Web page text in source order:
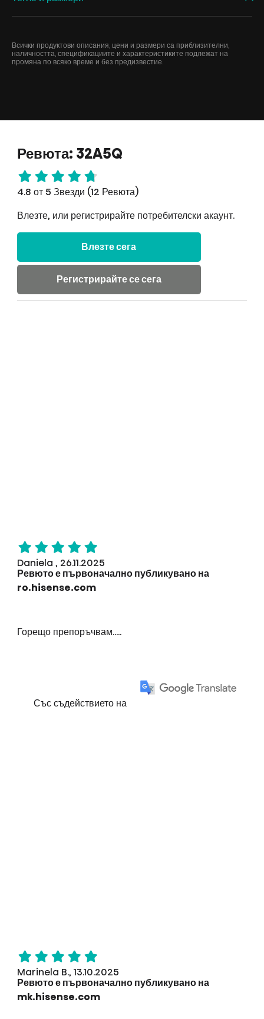
Всички продуктови описания, цени и размери са приблизителни,
наличността, спецификациите и характеристиките подлежат на
промяна по всяко време и без предизвестие.
Ревюта: 32A5Q
4.8 от 5 Звезди (12 Ревюта)
Влезте, или регистрирайте потребителски акаунт.
Влезте сега
Регистрирайте се сега
Daniela , 26.11.2025
Ревюто е първоначално публикувано на
ro.hisense.com
Горещо препоръчвам.....
Със съдействието на
Marinela B., 13.10.2025
Ревюто е първоначално публикувано на
mk.hisense.com